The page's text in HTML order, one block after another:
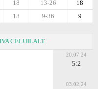
18
13-26
18
9
9-36
18
CELUILALT
20.07.24
5:2
03.02.24